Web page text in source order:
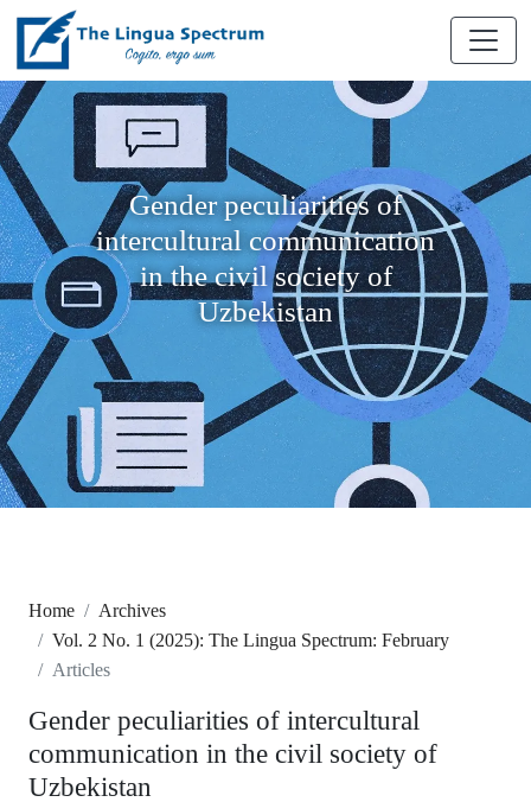
Gender peculiarities of
intercultural communication
in the civil society of
Uzbekistan
Home
Archives
Vol. 2 No. 1 (2025): The Lingua Spectrum: February
Articles
Gender peculiarities of intercultural
communication in the civil society of
Uzbekistan